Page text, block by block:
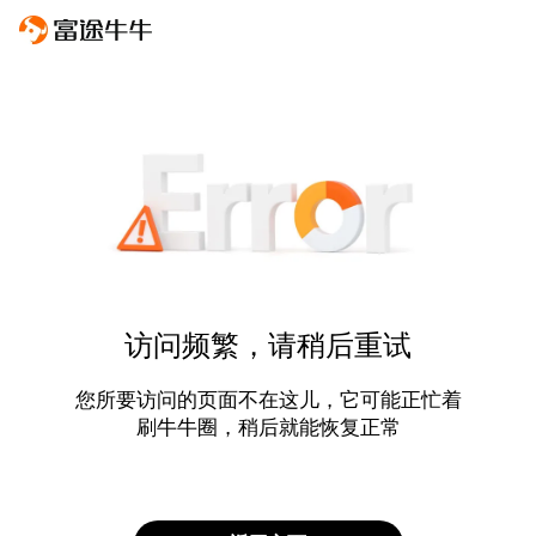
访问频繁，请稍后重试
您所要访问的页面不在这儿，它可能正忙着
刷牛牛圈，稍后就能恢复正常